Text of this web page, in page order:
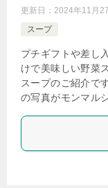
更新日： 2024年11月
スープ
プチギフトや差し
けで美味しい野菜
スープのご紹介で
の写真がモンマル